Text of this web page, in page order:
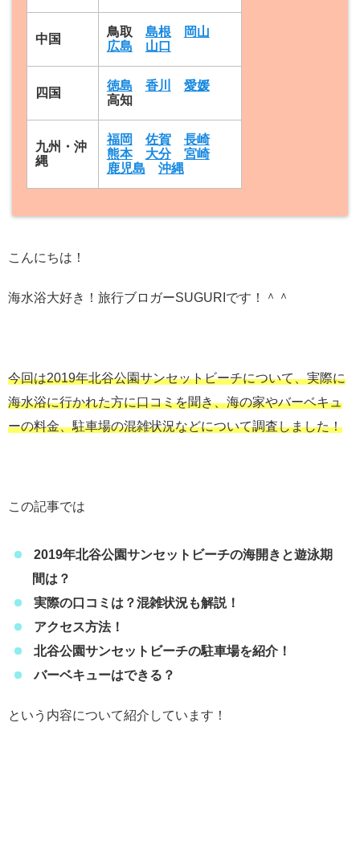
中国
鳥取 島根
岡山
広島
山口
四国
徳島 香川
愛媛
高知
九州・沖
縄
福岡 佐賀
長崎
熊本
大分
宮崎
鹿児島
沖縄
こんにちは！
海水浴大好き！旅行ブロガーSUGURIです！＾＾
今回は2019年北谷公園サンセットビーチについて、実際に
海水浴に行かれた方に口コミを聞き、海の家やバーベキュ
ーの料金、駐車場の混雑状況などについて調査しました！
この記事では
2019年北谷公園サンセットビーチの海開きと遊泳期
間は？
実際の口コミは？混雑状況も解説！
アクセス方法！
北谷公園サンセットビーチの駐車場を紹介！
バーベキューはできる？
という内容について紹介しています！